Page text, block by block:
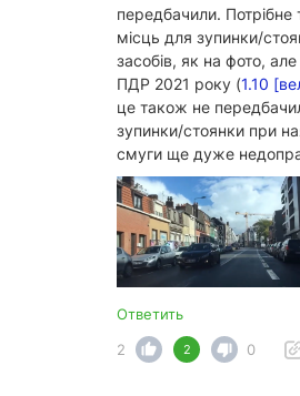
передбачили. Потрібне
місць для зупинки/
засобів, як на фото,
ПДР 2021 року (1.10
це також не
зупинки/стоянки при
смуги ще дуже
Ответить
2
2 0